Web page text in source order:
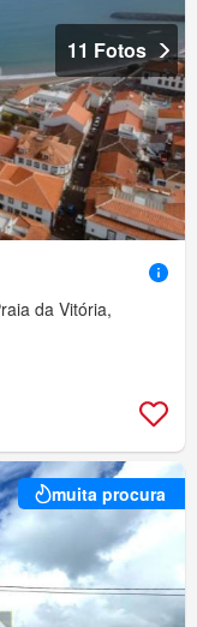
11 Fotos
da Vitória,
muita procura